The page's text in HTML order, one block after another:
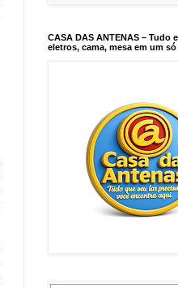
CASA DAS ANTENAS – Tudo
eletros, cama, mesa em um